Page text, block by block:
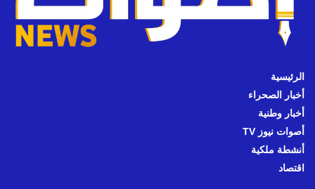
الرئيسية
أخبار الصحراء
أخبار وطنية
أصوات نيوز TV
أنشطة ملكية
اقتصاد